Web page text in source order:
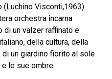
(Luchino Visconti,1963)
orchestra incarna
un valzer raffinato e
della cultura, della
di un giardino fiorito al sole
le sue ombre.